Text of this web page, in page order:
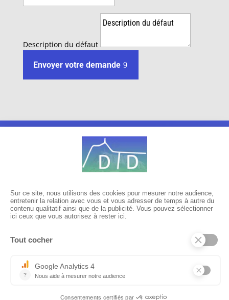
Description du défaut
Envoyer votre demande
Nous contacter